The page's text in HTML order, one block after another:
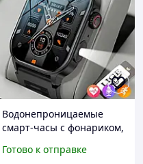
Водонепроницаемые
смарт-часы с фонариком,
Подарок мужчине на
Готово к отправке